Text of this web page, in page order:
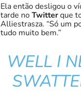
Ela então desligou o
tarde noTwitterque
Alliestrasza. “Só um
tudo muito bem.”
WELL I